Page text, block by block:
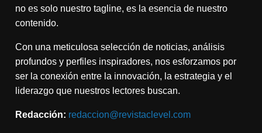
no es solo nuestro tagline, es la esencia de nuestro
contenido.
Con una meticulosa selección de noticias, análisis
profundos y perfiles inspiradores, nos esforzamos por
ser la conexión entre la innovación, la estrategia y el
liderazgo que nuestros lectores buscan.
Redacción: redaccion@revistaclevel.com